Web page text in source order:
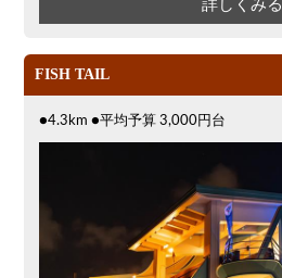
詳しくみる
FISH TAIL
●4.3km ●平均予算 3,000円台